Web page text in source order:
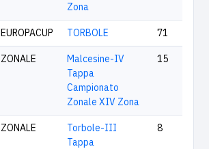
Zona
EUROPACUP TORBOLE 71
ZONALE
Malcesine-IV
Tappa
Campionato
Zonale XIV Zona
15
ZONALE
Torbole-III
Tappa
8